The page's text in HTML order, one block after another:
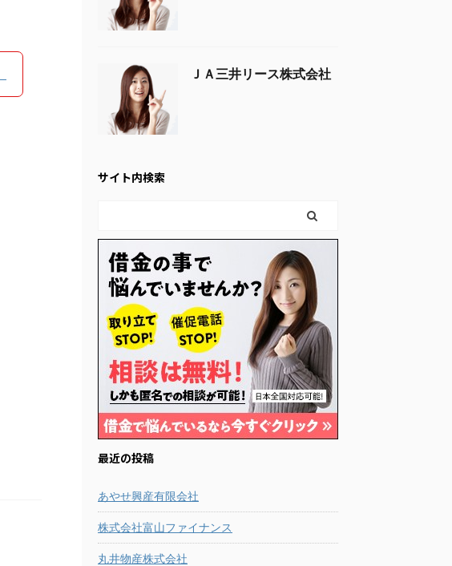
ＪＡ三井リース株式会社
サイト内検索
最近の投稿
あやせ興産有限会社
株式会社富山ファイナンス
丸井物産株式会社